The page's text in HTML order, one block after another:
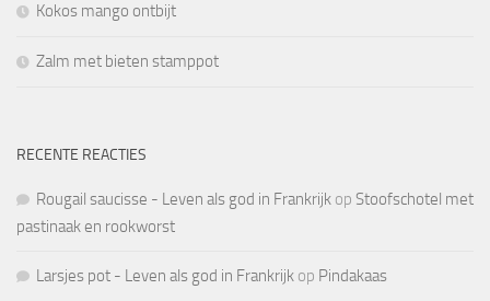
Kokos mango ontbijt
Zalm met bieten stamppot
RECENTE REACTIES
Rougail saucisse - Leven als god in Frankrijk op Stoofschotel met
pastinaak en rookworst
Larsjes pot - Leven als god in Frankrijk op Pindakaas